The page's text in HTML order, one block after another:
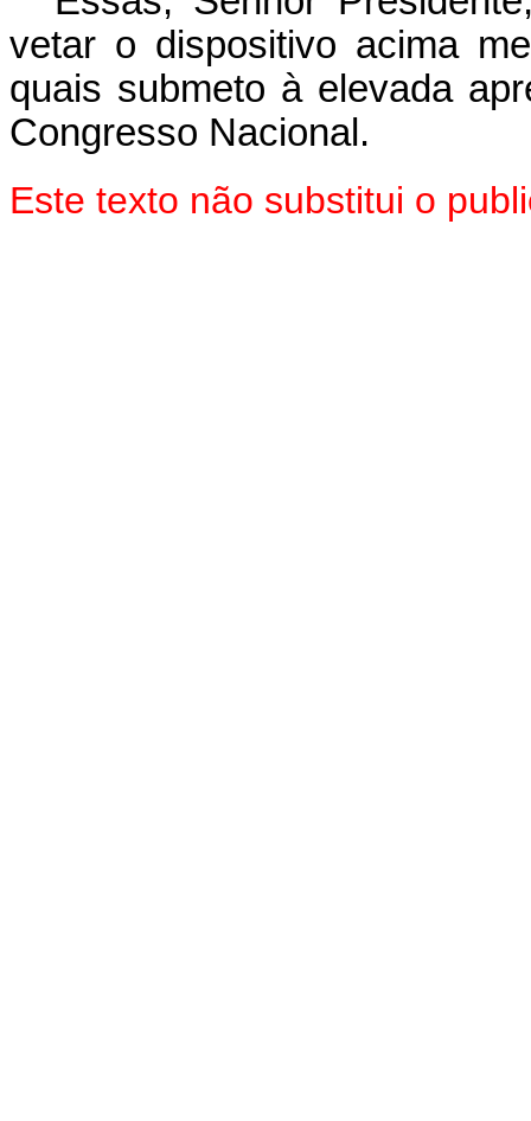
vetar o dispositivo acima
quais submeto à elevada
Congresso Nacional.
Este texto não substitui o